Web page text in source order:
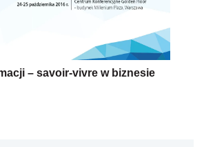
– savoir-vivre w biznesie